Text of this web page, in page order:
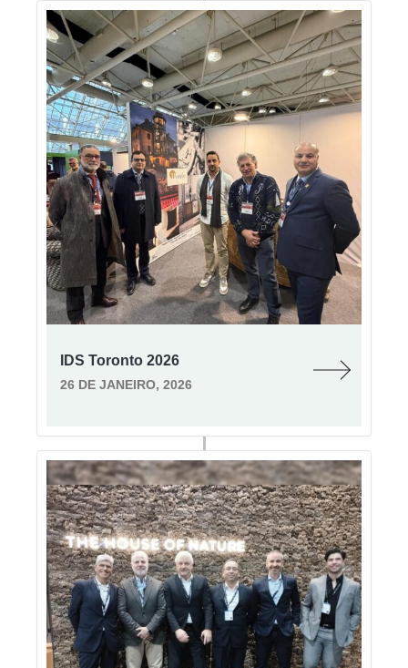
IDS Toronto 2026
26 DE JANEIRO, 2026